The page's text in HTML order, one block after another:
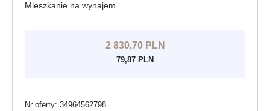
Mieszkanie na wynajem
2 830,70 PLN
79,87 PLN
Nr oferty: 34964562798